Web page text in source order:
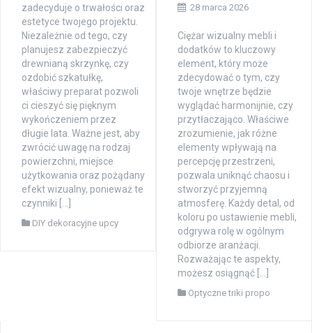
zadecyduje o trwałości oraz
estetyce twojego projektu.
Niezależnie od tego, czy
planujesz zabezpieczyć
drewnianą skrzynkę, czy
ozdobić szkatułkę,
właściwy preparat pozwoli
ci cieszyć się pięknym
wykończeniem przez
długie lata. Ważne jest, aby
zwrócić uwagę na rodzaj
powierzchni, miejsce
użytkowania oraz pożądany
efekt wizualny, ponieważ te
czynniki […]
DIY dekoracyjne upcy
28 marca 2026
Ciężar wizualny mebli i
dodatków to kluczowy
element, który może
zdecydować o tym, czy
twoje wnętrze będzie
wyglądać harmonijnie, czy
przytłaczająco. Właściwe
zrozumienie, jak różne
elementy wpływają na
percepcję przestrzeni,
pozwala uniknąć chaosu i
stworzyć przyjemną
atmosferę. Każdy detal, od
koloru po ustawienie mebli,
odgrywa rolę w ogólnym
odbiorze aranżacji.
Rozważając te aspekty,
możesz osiągnąć […]
Optyczne triki propo